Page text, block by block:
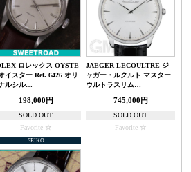
ロレックス OYSTE
イスター Ref. 6426 オリ
ルシル…
198,000円
SOLD OUT
Favorite
JAEGER LECOULTRE ジ
ャガー・ルクルト マスター
ウルトラスリム…
745,000円
SOLD OUT
Favorite
SEIKO